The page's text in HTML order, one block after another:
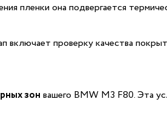
пленки она подвергается
включает проверку качества
зон вашего BMW M3 F80. Эта